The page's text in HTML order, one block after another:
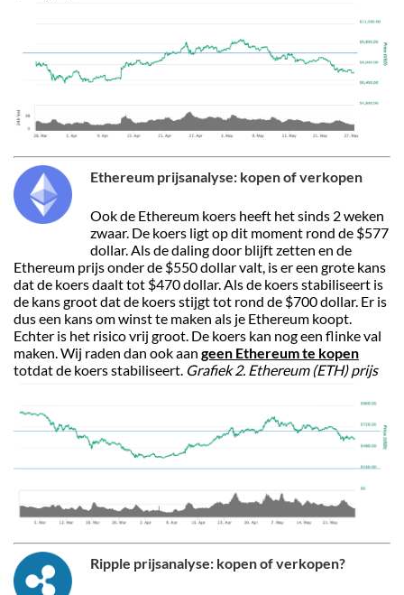
Ethereum prijsanalyse: kopen of verkopen
Ook de Ethereum koers heeft het sinds 2 weken
zwaar. De koers ligt op dit moment rond de $577
dollar. Als de daling door blijft zetten en de
Ethereum prijs onder de $550 dollar valt, is er een grote kans
dat de koers daalt tot $470 dollar. Als de koers stabiliseert is
de kans groot dat de koers stijgt tot rond de $700 dollar. Er is
dus een kans om winst te maken als je Ethereum koopt.
Echter is het risico vrij groot. De koers kan nog een flinke val
maken. Wij raden dan ook aan geen Ethereum te kopen
totdat de koers stabiliseert. Grafiek 2. Ethereum (ETH) prijs
Ripple prijsanalyse: kopen of verkopen?